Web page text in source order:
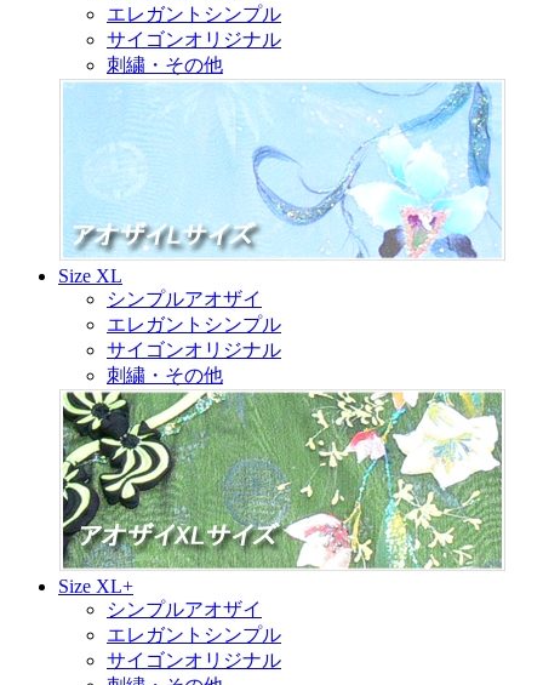
エレガントシンプル
サイゴンオリジナル
刺繍・その他
Size XL
シンプルアオザイ
エレガントシンプル
サイゴンオリジナル
刺繍・その他
Size XL+
シンプルアオザイ
エレガントシンプル
サイゴンオリジナル